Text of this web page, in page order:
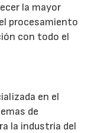
la mayor
procesamiento
con todo el
en el
de
la industria del